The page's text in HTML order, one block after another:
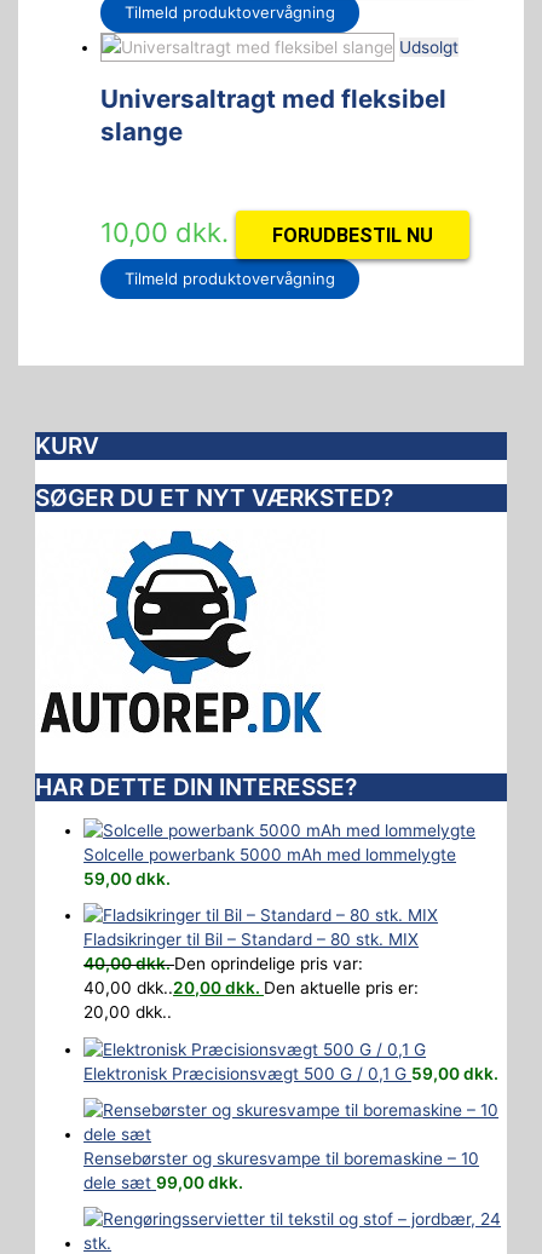
Tilmeld produktovervågning
Udsolgt
Universaltragt med fleksibel
slange
10,00 dkk. FORUDBESTIL NU
Tilmeld produktovervågning
KURV
SØGER DU ET NYT VÆRKSTED?
HAR DETTE DIN INTERESSE?
Solcelle powerbank 5000 mAh med lommelygte
59,00dkk.
Fladsikringer til Bil – Standard – 80 stk. MIX
40,00dkk.Den oprindelige pris var:
40,00 dkk..20,00dkk. Den aktuelle pris er:
20,00 dkk..
Elektronisk Præcisionsvægt 500 G / 0,1 G 59,00dkk.
Rensebørster og skuresvampe til boremaskine – 10
dele sæt 99,00dkk.